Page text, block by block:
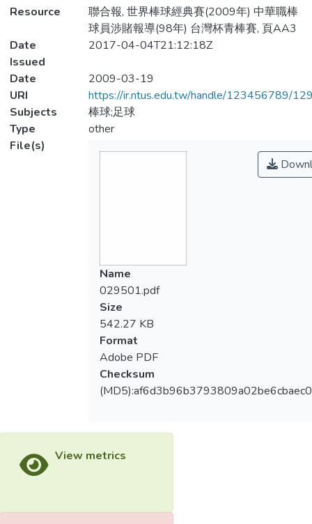
Resource
聯合報, 世界棒球經典賽(2009年) 中華職棒
球員涉賭報導(98年) 台灣杯青棒賽, 頁AA3
Date
Issued
2017-04-04T21:12:18Z
Date
2009-03-19
URI
https://ir.ntus.edu.tw/handle/123456789/
Subjects
棒球;足球
Type
other
File(s)
Name
029501.pdf
Size
542.27 KB
Format
Adobe PDF
Checksum
View metrics